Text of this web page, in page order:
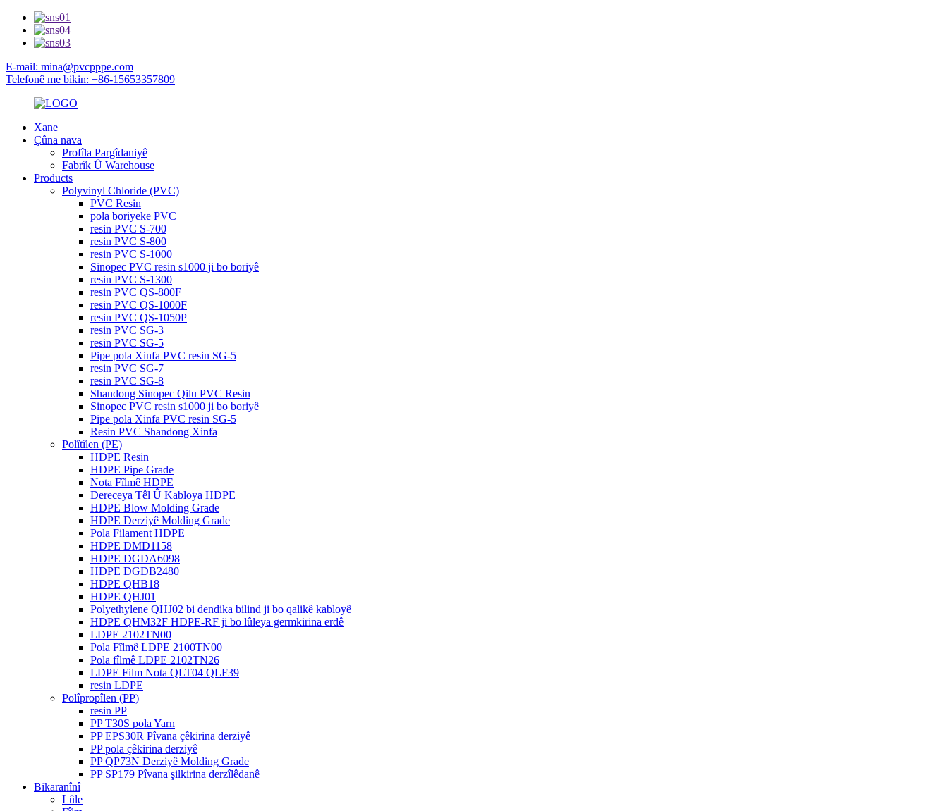
E-mail: mina@pvcpppe.com
Telefonê me bikin: +86-15653357809
Xane
Çûna nava
Profîla Pargîdaniyê
Fabrîk Û Warehouse
Products
Polyvinyl Chloride (PVC)
PVC Resin
pola boriyeke PVC
resin PVC S-700
resin PVC S-800
resin PVC S-1000
Sinopec PVC resin s1000 ji bo boriyê
resin PVC S-1300
resin PVC QS-800F
resin PVC QS-1000F
resin PVC QS-1050P
resin PVC SG-3
resin PVC SG-5
Pipe pola Xinfa PVC resin SG-5
resin PVC SG-7
resin PVC SG-8
Shandong Sinopec Qilu PVC Resin
Sinopec PVC resin s1000 ji bo boriyê
Pipe pola Xinfa PVC resin SG-5
Resin PVC Shandong Xinfa
Polîtîlen (PE)
HDPE Resin
HDPE Pipe Grade
Nota Fîlmê HDPE
Dereceya Têl Û Kabloya HDPE
HDPE Blow Molding Grade
HDPE Derziyê Molding Grade
Pola Filament HDPE
HDPE DMD1158
HDPE DGDA6098
HDPE DGDB2480
HDPE QHB18
HDPE QHJ01
Polyethylene QHJ02 bi dendika bilind ji bo qalikê kabloyê
HDPE QHM32F HDPE-RF ji bo lûleya germkirina erdê
LDPE 2102TN00
Pola Fîlmê LDPE 2100TN00
Pola fîlmê LDPE 2102TN26
LDPE Film Nota QLT04 QLF39
resin LDPE
Polîpropîlen (PP)
resin PP
PP T30S pola Yarn
PP EPS30R Pîvana çêkirina derziyê
PP pola çêkirina derziyê
PP QP73N Derziyê Molding Grade
PP SP179 Pîvana şilkirina derzîlêdanê
Bikaranînî
Lûle